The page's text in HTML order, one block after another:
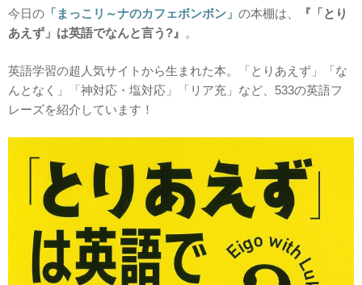
今日の 「まっこリ～ナのカフェボンボン」 の本棚は、
『「とり
あえず」は英語でなんと言う?』 。
英語学習の超人気サイトから生まれた本。「とりあえず」「な
んとなく」「神対応・塩対応」「リア充」など、533の英語フ
レーズを紹介しています！